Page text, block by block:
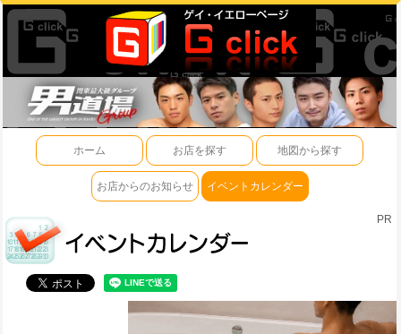
ホーム お店を探す 地図から探す
お店からのお知らせ イベントカレンダー
PR